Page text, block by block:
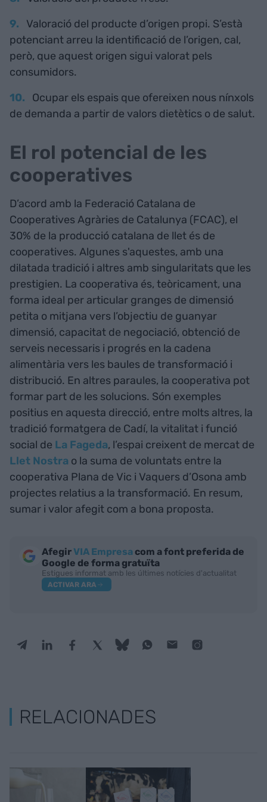
Valoració del producte d’origen propi. S’està
potenciant arreu la identificació de l’origen, cal,
però, que aquest origen sigui valorat pels
consumidors.
Ocupar els espais que ofereixen nous nínxols
de demanda a partir de valors dietètics o de salut.
El rol potencial de les
cooperatives
D’acord amb la Federació Catalana de
Cooperatives Agràries de Catalunya (FCAC), el
30% de la producció catalana de llet és de
cooperatives. Algunes s'aquestes, amb una
dilatada tradició i altres amb singularitats que les
prestigien. La cooperativa és, teòricament, una
forma ideal per articular granges de dimensió
petita o mitjana vers l’objectiu de guanyar
dimensió, capacitat de negociació, obtenció de
serveis necessaris i progrés en la cadena
alimentària vers les baules de transformació i
distribució. En altres paraules, la cooperativa pot
formar part de les solucions. Són exemples
positius en aquesta direcció, entre molts altres, la
tradició formatgera de Cadí, la vitalitat i funció
social de La Fageda, l’espai creixent de mercat de
Llet Nostra o la suma de voluntats entre la
cooperativa Plana de Vic i Vaquers d’Osona amb
projectes relatius a la transformació. En resum,
sumar i valor afegit com a bona proposta.
AfegirVIA Empresa com a font preferida de
Google de forma gratuïta
Estigues informat amb les últimes notícies d'actualitat
ACTIVAR ARA
RELACIONADES